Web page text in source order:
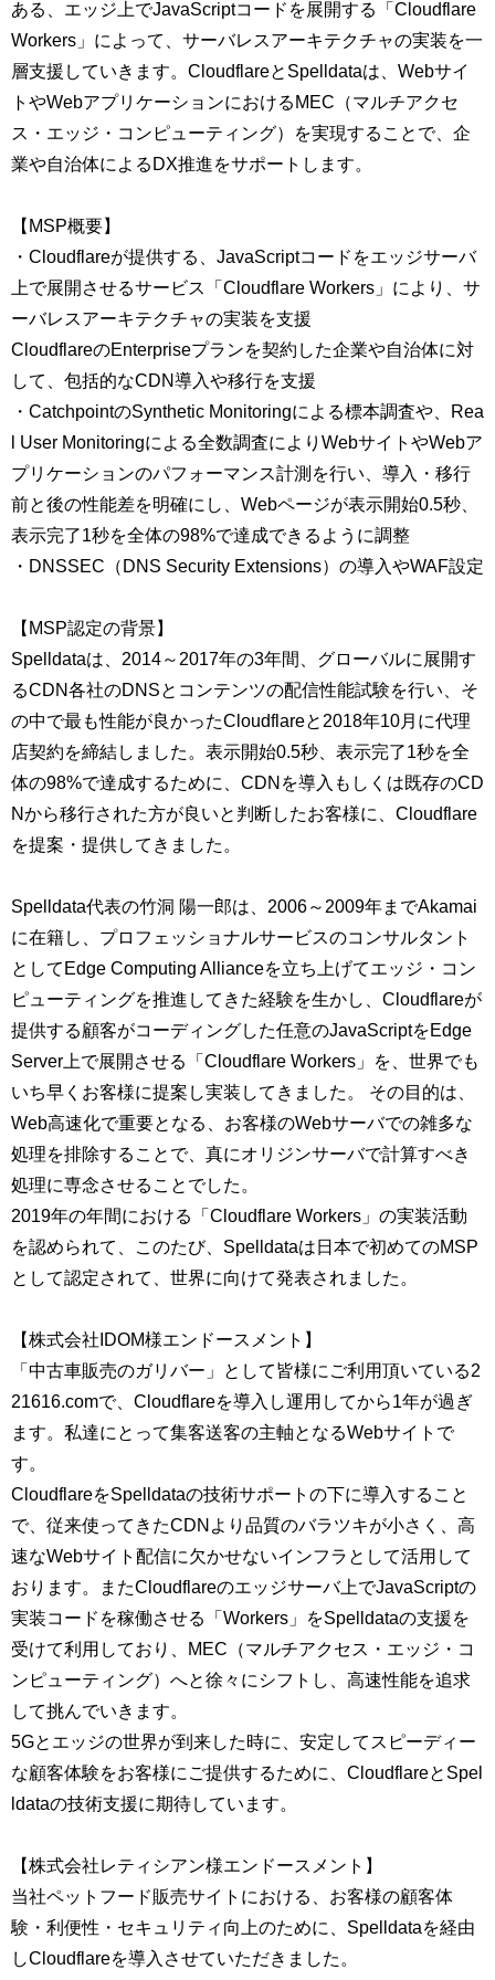
ある、エッジ上でJavaScriptコードを展開する「Cloudflare
Workers」によって、サーバレスアーキテクチャの実装を一
層支援していきます。CloudflareとSpelldataは、Webサイ
トやWebアプリケーションにおけるMEC（マルチアクセ
ス・エッジ・コンピューティング）を実現することで、企
業や自治体によるDX推進をサポートします。
【MSP概要】
・Cloudflareが提供する、JavaScriptコードをエッジサーバ
上で展開させるサービス「Cloudflare Workers」により、サ
ーバレスアーキテクチャの実装を支援
CloudflareのEnterpriseプランを契約した企業や自治体に対
して、包括的なCDN導入や移行を支援
・CatchpointのSynthetic Monitoringによる標本調査や、Rea
l User Monitoringによる全数調査によりWebサイトやWebア
プリケーションのパフォーマンス計測を行い、導入・移行
前と後の性能差を明確にし、Webページが表示開始0.5秒、
表示完了1秒を全体の98%で達成できるように調整
・DNSSEC（DNS Security Extensions）の導入やWAF設定
【MSP認定の背景】
Spelldataは、2014～2017年の3年間、グローバルに展開す
るCDN各社のDNSとコンテンツの配信性能試験を行い、そ
の中で最も性能が良かったCloudflareと2018年10月に代理
店契約を締結しました。表示開始0.5秒、表示完了1秒を全
体の98%で達成するために、CDNを導入もしくは既存のCD
Nから移行された方が良いと判断したお客様に、Cloudflare
を提案・提供してきました。
Spelldata代表の竹洞 陽一郎は、2006～2009年までAkamai
に在籍し、プロフェッショナルサービスのコンサルタント
としてEdge Computing Allianceを立ち上げてエッジ・コン
ピューティングを推進してきた経験を生かし、Cloudflareが
提供する顧客がコーディングした任意のJavaScriptをEdge
Server上で展開させる「Cloudflare Workers」を、世界でも
いち早くお客様に提案し実装してきました。 その目的は、
Web高速化で重要となる、お客様のWebサーバでの雑多な
処理を排除することで、真にオリジンサーバで計算すべき
処理に専念させることでした。
2019年の年間における「Cloudflare Workers」の実装活動
を認められて、このたび、Spelldataは日本で初めてのMSP
として認定されて、世界に向けて発表されました。
【株式会社IDOM様エンドースメント】
「中古車販売のガリバー」として皆様にご利用頂いている2
21616.comで、Cloudflareを導入し運用してから1年が過ぎ
ます。私達にとって集客送客の主軸となるWebサイトで
す。
CloudflareをSpelldataの技術サポートの下に導入すること
で、従来使ってきたCDNより品質のバラツキが小さく、高
速なWebサイト配信に欠かせないインフラとして活用して
おります。またCloudflareのエッジサーバ上でJavaScriptの
実装コードを稼働させる「Workers」をSpelldataの支援を
受けて利用しており、MEC（マルチアクセス・エッジ・コ
ンピューティング）へと徐々にシフトし、高速性能を追求
して挑んでいきます。
5Gとエッジの世界が到来した時に、安定してスピーディー
な顧客体験をお客様にご提供するために、CloudflareとSpel
ldataの技術支援に期待しています。
【株式会社レティシアン様エンドースメント】
当社ペットフード販売サイトにおける、お客様の顧客体
験・利便性・セキュリティ向上のために、Spelldataを経由
しCloudflareを導入させていただきました。